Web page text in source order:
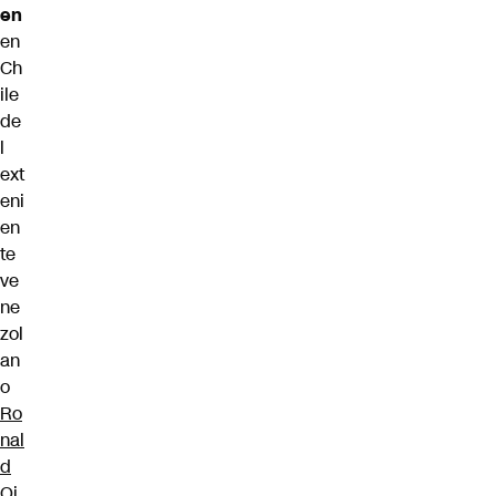
en
en
Ch
ile
de
l
ext
eni
en
te
ve
ne
zol
an
o
Ro
nal
d